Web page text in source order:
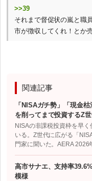
>>39
それまで督促状の嵐と職
市が徴収してくれ！とか
関連記事
「NISAガチ勢」「現金
を削ってまで投資するZ
NISAの非課税投資枠を早
いる。Z世代に広がる「
門家に聞いた。AERA
高市サナエ、支持率
模様